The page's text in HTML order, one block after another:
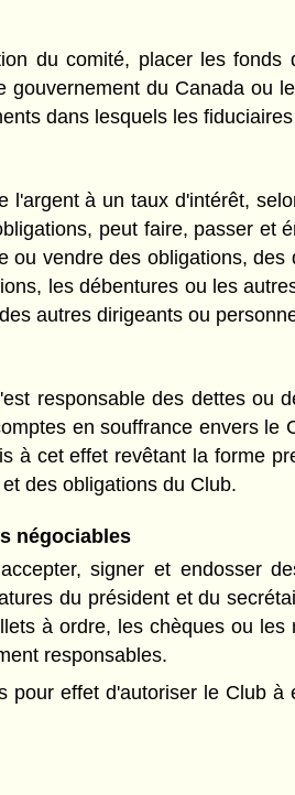
du comité, placer les
gouvernement du Canada ou
dans lesquels les
l'argent à un taux d'intérêt,
peut faire, passer et
ou vendre des obligations,
les débentures ou les
autres dirigeants ou
responsable des dettes ou
en souffrance envers
à cet effet revêtant la forme
des obligations du Club.
négociables
signer et endosser
du président et du
à ordre, les chèques ou
responsables.
pour effet d'autoriser le Club